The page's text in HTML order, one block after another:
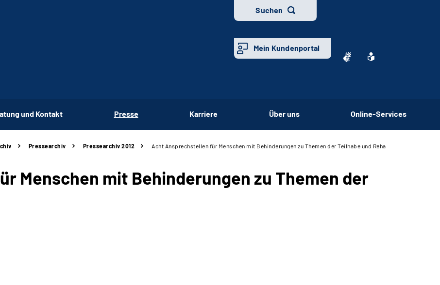
Suchen
Mein Kundenportal
und Kontakt Presse Karriere Über uns Online-Services
Pressearchiv Pressearchiv 2012 Acht Ansprechstellen für Menschen mit Behinderungen zu Themen der Teilhabe und Reha
Menschen mit Behinderungen zu Themen der